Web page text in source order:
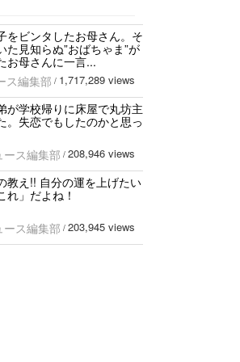
をビンタしたお母さん。そ
た見知らぬ”おばちゃま”が
お母さんに一言...
ス編集部 / 1,717,289 views
が学校帰りに床屋で丸坊主
。失恋でもしたのかと思っ
ース編集部 / 208,946 views
教え!! 自分の運を上げたい
れ」だよね！
ース編集部 / 203,945 views